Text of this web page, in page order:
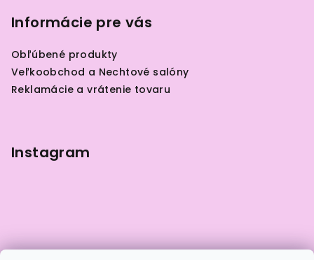
Informácie pre vás
Obľúbené produkty
Veľkoobchod a Nechtové salóny
Reklamácie a vrátenie tovaru
Instagram